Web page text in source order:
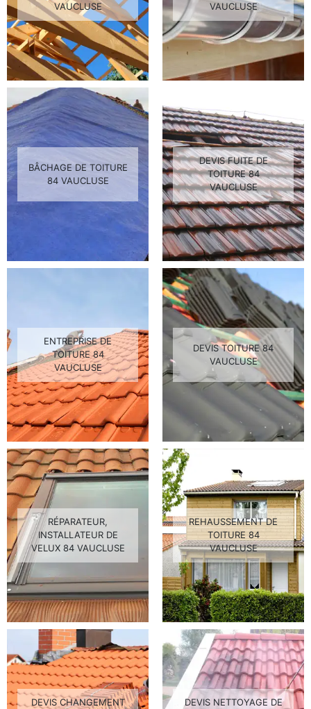
VAUCLUSE
VAUCLUSE
BÂCHAGE DE TOITURE
84 VAUCLUSE
DEVIS FUITE DE
TOITURE 84
VAUCLUSE
ENTREPRISE DE
TOITURE 84
VAUCLUSE
DEVIS TOITURE 84
VAUCLUSE
RÉPARATEUR,
INSTALLATEUR DE
VELUX 84 VAUCLUSE
REHAUSSEMENT DE
TOITURE 84
VAUCLUSE
DEVIS CHANGEMENT
DEVIS NETTOYAGE DE